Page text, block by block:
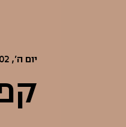
יום ה׳, 02 במאי